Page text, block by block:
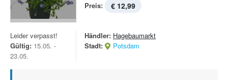
Preis: € 12,99
Leider verpasst!
Gültig: 15.05. -
23.05.
Händler: Hagebaumarkt
Stadt:
Potsdam